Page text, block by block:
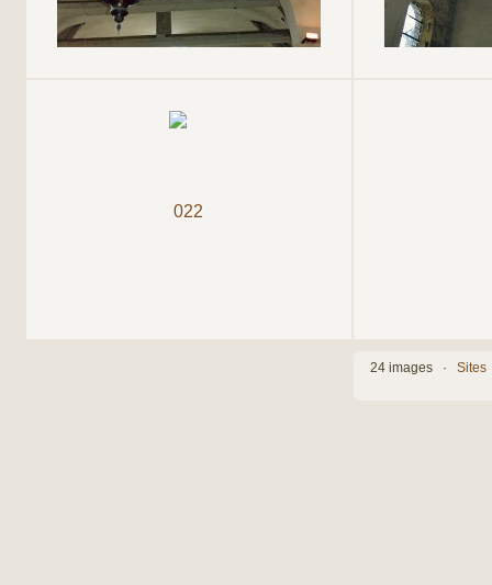
24 images · Sites